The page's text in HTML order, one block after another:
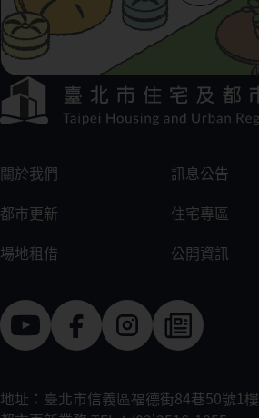
方選單連結區
:::
關於我們 訊息公告
都市更新
住宅專區
場地租借
公開資訊
地址：臺北市信義區福德街84巷50號1樓